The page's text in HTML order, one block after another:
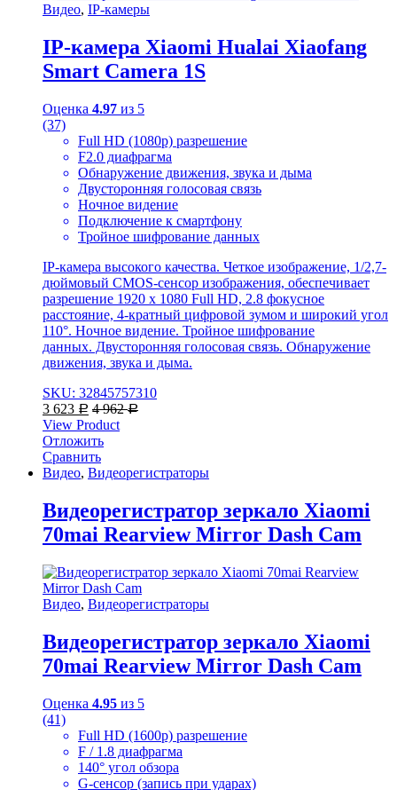
Видео, IP-камеры
IP-камера Xiaomi Hualai Xiaofang
Smart Camera 1S
Оценка 4.97 из 5
(37)
Full HD (1080p) разрешение
F2.0 диафрагма
Обнаружение движения, звука и дыма
Двусторонняя голосовая связь
Ночное видение
Подключение к смартфону
Тройное шифрование данных
IP-камера высокого качества. Четкое изображение, 1/2,7-
дюймовый CMOS-сенсор изображения, обеспечивает
разрешение 1920 x 1080 Full HD, 2.8 фокусное
расстояние, 4-кратный цифровой зумом и широкий угол
110°. Ночное видение. Тройное шифрование
данных. Двусторонняя голосовая связь. Обнаружение
движения, звука и дыма.
SKU: 32845757310
3 623 Р 4 962Р
View Product
Отложить
Сравнить
Видео, Видеорегистраторы
Видеорегистратор зеркало Xiaomi
70mai Rearview Mirror Dash Cam
Видео, Видеорегистраторы
Видеорегистратор зеркало Xiaomi
70mai Rearview Mirror Dash Cam
Оценка 4.95 из 5
(41)
Full HD (1600p) разрешение
F / 1.8 диафрагма
140° угол обзора
G-сенсор (запись при ударах)